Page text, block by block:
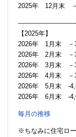
2025年 12月末 －
【2025年】
2026年 1月末 －
2026年 2月末 －
2026年 3月末 －
2026年 4月末 －
2026年 5月末 -
2026年 6月末 -
毎月の推移
※ちなみに住宅ロ